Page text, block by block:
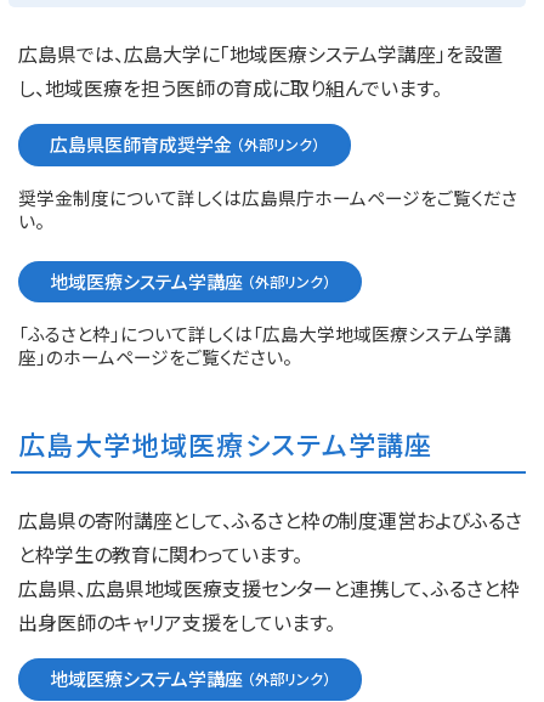
広島県では、広島大学に「地域医療システム学講座」を設置
し、地域医療を担う医師の育成に取り組んでいます。
広島県医師育成奨学金
奨学金制度について詳しくは広島県庁ホームページをご覧くださ
い。
地域医療システム学講座
「ふるさと枠」について詳しくは「広島大学地域医療システム学講
座」のホームページをご覧ください。
広島大学地域医療システム学講座
広島県の寄附講座として、ふるさと枠の制度運営およびふるさ
と枠学生の教育に関わっています。
広島県、広島県地域医療支援センターと連携して、ふるさと枠
出身医師のキャリア支援をしています。
地域医療システム学講座